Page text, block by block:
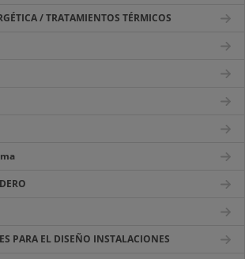
/ TRATAMIENTOS TÉRMICOS
PARA EL DISEÑO INSTALACIONES